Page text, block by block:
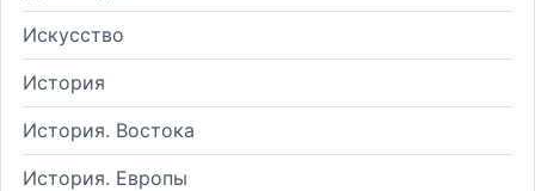
Искусство
История
История. Востока
История. Европы